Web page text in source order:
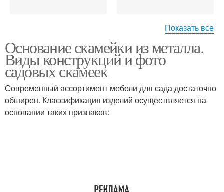
Скамейка для дачи
скамейки
Садовая скамейка Деревянные скамейки
Показать все
Основание скамейки из металла.
Виды конструкций и фото
садовых скамеек
Современный ассортимент мебели для сада достаточно
обширен. Классификация изделий осуществляется на
основании таких признаков: